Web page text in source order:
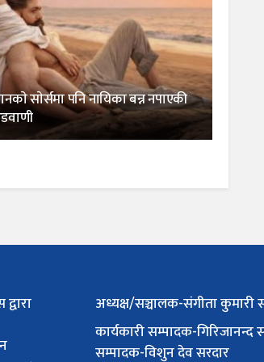
साेर्समा पनि नायिका बन्न नपाएकी
अध्यक्ष/सञ्चालक-संगीता कुमारी
कार्यकारी सम्पादक-गिरिजानन्द
सम्पादक-विशुन देव सरदार